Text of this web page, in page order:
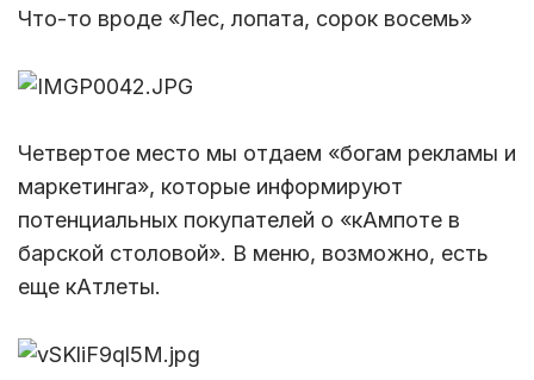
Что-то вроде «Лес, лопата, сорок восемь»
Четвертое место мы отдаем «богам рекламы и
маркетинга», которые информируют
потенциальных покупателей о «кАмпоте в
барской столовой». В меню, возможно, есть
еще кАтлеты.